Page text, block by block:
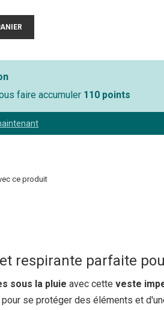
faire accumuler 110 points
ce produit
respirante parfaite
sous la pluie avec cette veste
pour se protéger des éléments et